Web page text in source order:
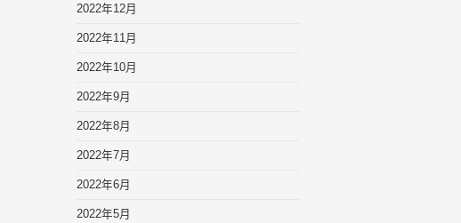
2022年12月
2022年11月
2022年10月
2022年9月
2022年8月
2022年7月
2022年6月
2022年5月